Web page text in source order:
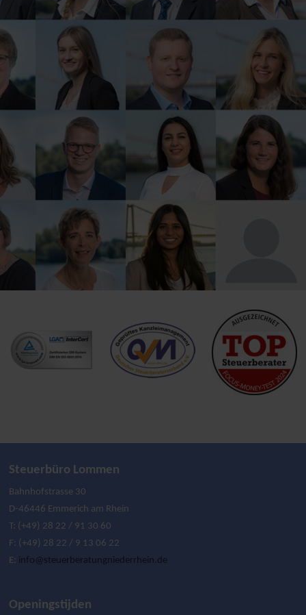
Steuerbüro Lommen
Bahnhofstrasse 30
D-46446 Emmerich am Rhein
T: (+49) 28 22 / 91 30 60
F: (+49) 28 22 / 9 13 06 22
E: info@steuerberatungniederrhein.de
Openingstijden